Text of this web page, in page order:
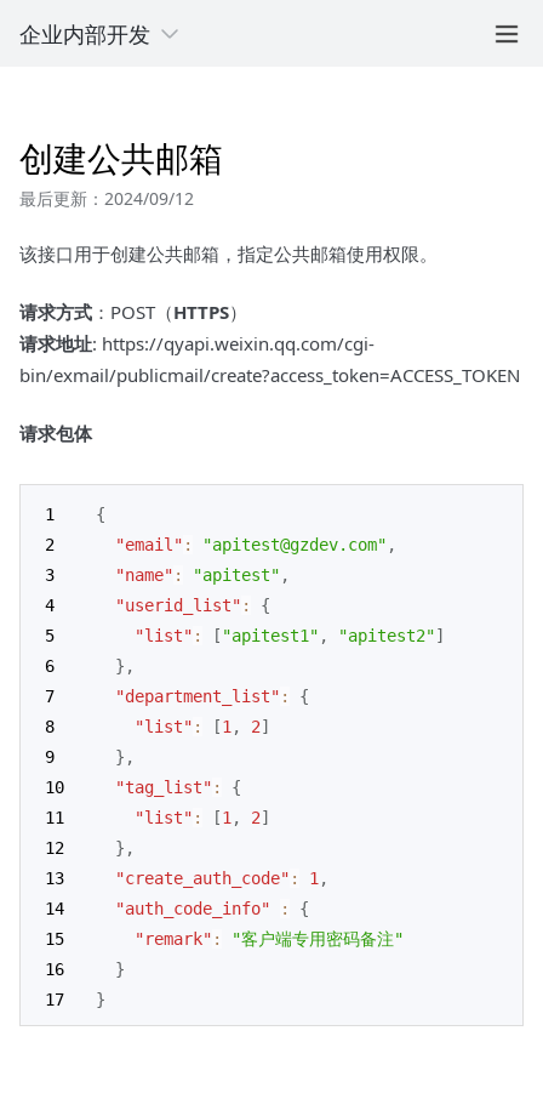
企业内部开发
创建公共邮箱
最后更新：2024/09/12
该接口用于创建公共邮箱，指定公共邮箱使用权限。
请求方式 ：POST（HTTPS）
请求地址: https://qyapi.weixin.qq.com/cgi-
bin/exmail/publicmail/create?access_token=ACCESS_TOKEN
请求包体
{
"email" : "apitest@gzdev.com" ,
"name" : "apitest" ,
"userid_list" :
{
"list" : [ "apitest1" , "apitest2"]
} ,
"department_list" :
{
"list" : [1 , 2]
} ,
"tag_list" :
{
"list" : [1 , 2]
} ,
"create_auth_code" : 1 ,
"auth_code_info"
:
{
"remark" :
"客户端专用密码备注"
}
}